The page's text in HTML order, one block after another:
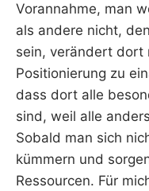
Vorannahme, man
als andere nicht,
sein, verändert dort
Positionierung zu
dass dort alle
sind, weil alle
Sobald man sich
kümmern und
Ressourcen. Für